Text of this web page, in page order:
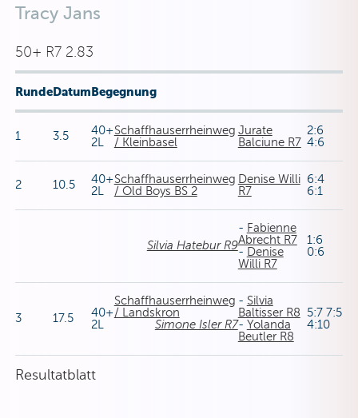
Tracy Jans
50+ R7 2.83
RundeDatumBegegnung
1 3.5
40+
2L
Schaffhauserrheinweg
/ Kleinbasel
Jurate
Balciune R7
2:6
4:6
2 10.5
40+
2L
Schaffhauserrheinweg
/ Old Boys BS 2
Denise Willi
R7
6:4
6:1
Silvia Hatebur R9
- Fabienne
Abrecht R7
- Denise
Willi R7
1:6
0:6
3 17.5
40+
2L
Schaffhauserrheinweg
/ Landskron
Simone Isler R7
- Silvia
Baltisser R8
- Yolanda
Beutler R8
5:7 7:5
4:10
Resultatblatt